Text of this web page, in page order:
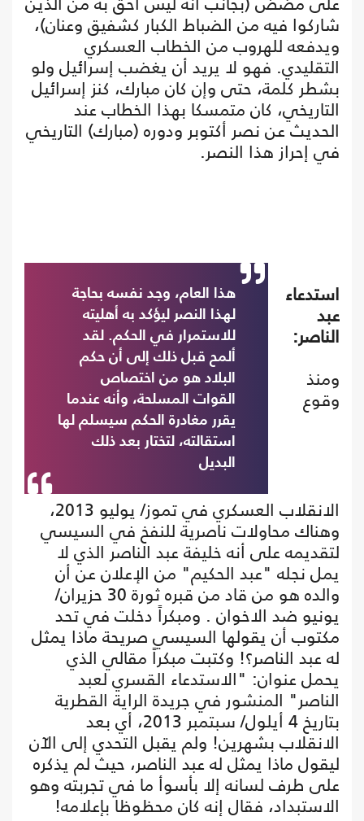
شاركوا فيه من الضباط الكبار كشفيق وعنان)،
ويدفعه للهروب من الخطاب العسكري
التقليدي. فهو لا يريد أن يغضب إسرائيل ولو
بشطر كلمة، حتى وإن كان مبارك، كنز إسرائيل
التاريخي، كان متمسكا بهذا الخطاب عند
الحديث عن نصر أكتوبر ودوره (مبارك) التاريخي
في إحراز هذا النصر.
هذا العام، وجد نفسه بحاجة
لهذا النصر ليؤكد به أهليته
للاستمرار في الحكم. لقد
ألمح قبل ذلك إلى أن حكم
البلاد هو من اختصاص
القوات المسلحة، وأنه عندما
يقرر مغادرة الحكم سيسلم لها
استقالته، لتختار بعد ذلك
البديل
استدعاء
عبد
الناصر:
ومنذ
وقوع
الانقلاب العسكري في تموز/ يوليو 2013،
وهناك محاولات ناصرية للنفخ في السيسي
لتقديمه على أنه خليفة عبد الناصر الذي لا
يمل نجله "عبد الحكيم" من الإعلان عن أن
والده هو من قاد من قبره ثورة 30 حزيران/
يونيو ضد الاخوان . ومبكراً دخلت في تحد
مكتوب أن يقولها السيسي صريحة ماذا يمثل
له عبد الناصر؟! وكتبت مبكراً مقالي الذي
يحمل عنوان: "الاستدعاء القسري لعبد
الناصر" المنشور في جريدة الراية القطرية
بتاريخ 4 أيلول/ سبتمبر 2013، أي بعد
الانقلاب بشهرين! ولم يقبل التحدي إلى الآن
ليقول ماذا يمثل له عبد الناصر، حيث لم يذكره
على طرف لسانه إلا بأسوأ ما في تجربته وهو
الاستبداد، فقال إنه كان محظوظا بإعلامه!